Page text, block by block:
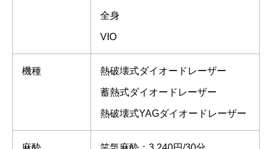
全身
VIO
機種 熱破壊式ダイオードレーザー
蓄熱式ダイオードレーザー
熱破壊式YAGダイオードレーザー